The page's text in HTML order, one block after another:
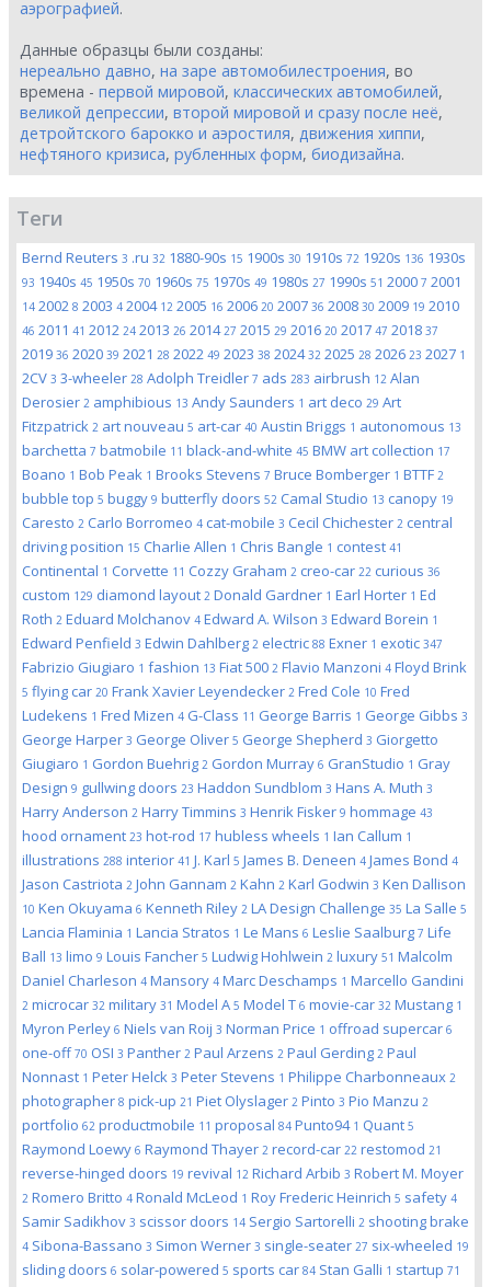
аэрографией.
Данные образцы были созданы:
нереально давно, на заре автомобилестроения, во
времена - первой мировой, классических автомобилей,
великой депрессии, второй мировой и сразу после неё,
детройтского барокко и аэростиля, движения хиппи,
нефтяного кризиса, рубленных форм, биодизайна.
Теги
Bernd Reuters 3 .ru 32 1880-90s 15 1900s 30 1910s 72 1920s 136 1930s
93 1940s 45 1950s 70 1960s 75 1970s 49 1980s 27 1990s 51 2000 7 2001
14 2002 8 2003 4 2004 12 2005 16 2006 20 2007 36 2008 30 2009 19 2010
46 2011 41 2012 24 2013 26 201427 2015 29 2016 20 2017 47 2018 37
2019 36 2020 39 2021 28 2022 49 2023 38 202432 2025 28 2026 23 2027 1
2CV 3 3-wheeler 28 Adolph Treidler 7 ads 283 airbrush 12 Alan
Derosier 2 amphibious 13 Andy Saunders 1 art deco 29 Art
Fitzpatrick 2 art nouveau 5 art-car 40 Austin Briggs 1 autonomous 13
barchetta 7 batmobile 11 black-and-white 45 BMW art collection 17
Boano 1 Bob Peak 1 Brooks Stevens 7 Bruce Bomberger 1 BTTF 2
bubble top 5 buggy 9 butterfly doors 52 Camal Studio 13 canopy 19
Caresto 2 Carlo Borromeo 4 cat-mobile 3 Cecil Chichester 2 central
driving position 15 Charlie Allen 1 Chris Bangle 1 contest 41
Continental 1 Corvette 11 Cozzy Graham 2 creo-car 22 curious 36
custom 129 diamond layout 2 Donald Gardner 1 Earl Horter 1 Ed
Roth 2 Eduard Molchanov 4 Edward A. Wilson 3 Edward Borein 1
Edward Penfield 3 Edwin Dahlberg 2 electric 88 Exner 1 exotic 347
Fabrizio Giugiaro 1 fashion 13 Fiat 500 2 Flavio Manzoni 4 Floyd Brink
5 flying car 20 Frank Xavier Leyendecker 2 Fred Cole 10 Fred
Ludekens 1 Fred Mizen 4 G-Class 11 George Barris 1 George Gibbs 3
George Harper 3 George Oliver 5 George Shepherd 3 Giorgetto
Giugiaro 1 Gordon Buehrig 2 Gordon Murray 6 GranStudio 1 Gray
Design 9 gullwing doors 23 Haddon Sundblom 3 Hans A. Muth 3
Harry Anderson 2 Harry Timmins 3 Henrik Fisker 9 hommage 43
hood ornament 23 hot-rod 17 hubless wheels 1 Ian Callum 1
illustrations 288 interior 41 J. Karl 5 James B. Deneen 4 James Bond 4
Jason Castriota 2 John Gannam 2 Kahn 2 Karl Godwin 3 Ken Dallison
10 Ken Okuyama 6 Kenneth Riley 2 LA Design Challenge 35 La Salle 5
Lancia Flaminia 1 Lancia Stratos 1 Le Mans 6 Leslie Saalburg 7 Life
Ball 13 limo 9 Louis Fancher 5 Ludwig Hohlwein 2 luxury 51 Malcolm
Daniel Charleson 4 Mansory 4 Marc Deschamps 1 Marcello Gandini
2 microcar 32 military 31 Model A 5 Model T 6 movie-car 32 Mustang 1
Myron Perley 6 Niels van Roij 3 Norman Price 1 offroad supercar 6
one-off70 OSI 3 Panther 2 Paul Arzens 2 Paul Gerding 2 Paul
Nonnast 1 Peter Helck 3 Peter Stevens 1 Philippe Charbonneaux 2
photographer 8 pick-up 21 Piet Olyslager 2 Pinto 3 Pio Manzu 2
portfolio 62 productmobile 11 proposal 84 Punto94 1 Quant 5
Raymond Loewy 6 Raymond Thayer 2 record-car 22 restomod 21
reverse-hinged doors 19 revival 12 Richard Arbib 3 Robert M. Moyer
2 Romero Britto 4 Ronald McLeod 1 Roy Frederic Heinrich 5 safety 4
Samir Sadikhov 3 scissor doors 14 Sergio Sartorelli 2 shooting brake
4 Sibona-Bassano 3 Simon Werner 3 single-seater 27 six-wheeled 19
sliding doors 6 solar-powered 5 sports car 84 Stan Galli 1 startup 71